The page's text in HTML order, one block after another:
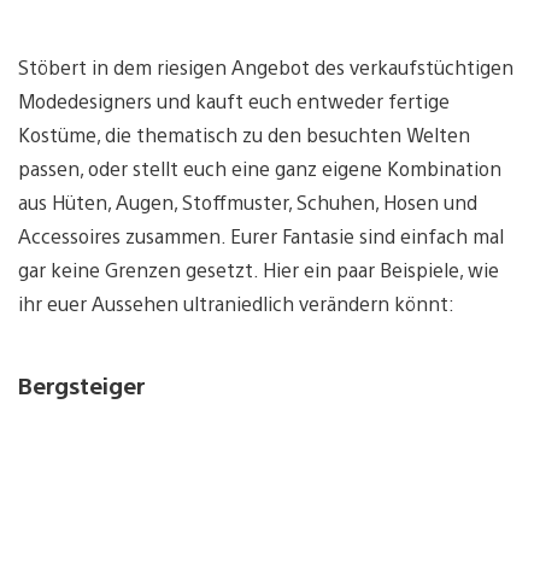
Stöbert in dem riesigen Angebot des verkaufstüchtigen
Modedesigners und kauft euch entweder fertige
Kostüme, die thematisch zu den besuchten Welten
passen, oder stellt euch eine ganz eigene Kombination
aus Hüten, Augen, Stoffmuster, Schuhen, Hosen und
Accessoires zusammen. Eurer Fantasie sind einfach mal
gar keine Grenzen gesetzt. Hier ein paar Beispiele, wie
ihr euer Aussehen ultraniedlich verändern könnt:
Bergsteiger